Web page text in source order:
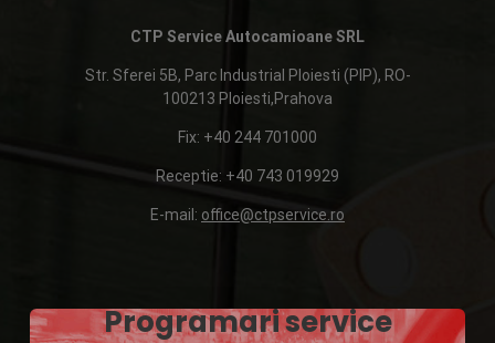
CTP Service Autocamioane SRL
Str. Sferei 5B, Parc Industrial Ploiesti (PIP), RO-
100213 Ploiesti,Prahova
Fix: +40 244 701000
Receptie: +40 743 019929
E-mail: office@ctpservice.ro
Programari service